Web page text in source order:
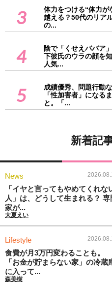
3
体力をつける“体力が
越える？50代のリア
の...
4
陰で「くせえババア
下彼氏のウラの顔を
人気...
5
成績優秀、問題行動
「性加害者」になる
と。「...
新着記
News
「イヤと言ってもやめてくれな
人」は、どうして生まれる？ 専
家が...
大夏えい
Lifestyle
食費が月3万円変わることも。
「お金が貯まらない家」の冷蔵
に入って...
森美樹